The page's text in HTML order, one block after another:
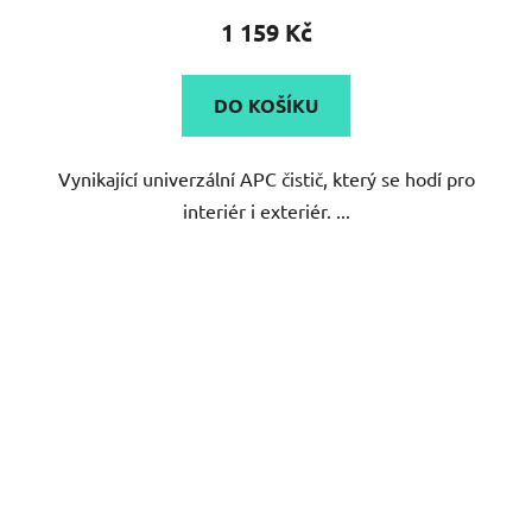
produktu
5,0
z
hvězdiček.
1 159 Kč
DO KOŠÍKU
Vynikající univerzální APC čistič, který se hodí pro
interiér i exteriér. ...